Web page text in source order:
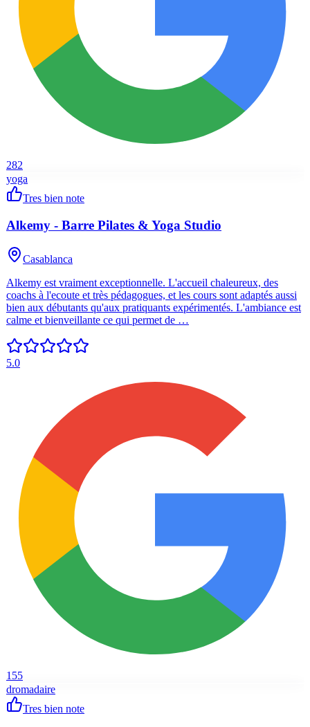
282
yoga
Tres bien note
Alkemy - Barre Pilates & Yoga Studio
Casablanca
Alkemy est vraiment exceptionnelle. L'accueil chaleureux, des
coachs à l'ecoute et très pédagogues, et les cours sont adaptés aussi
bien aux débutants qu'aux pratiquants expérimentés. L'ambiance est
calme et bienveillante ce qui permet de …
5.0
155
dromadaire
Tres bien note